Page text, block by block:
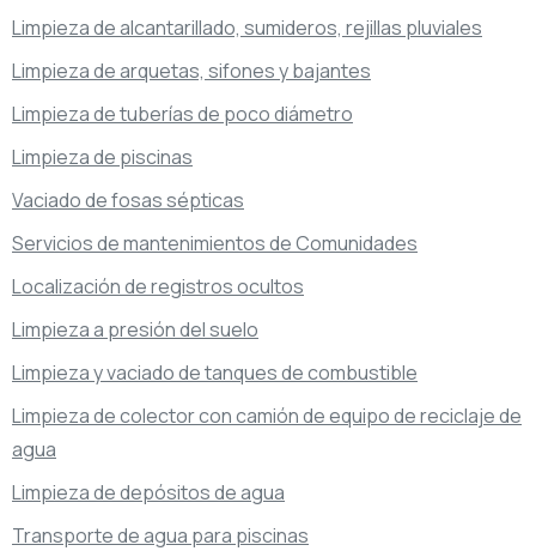
Limpieza de alcantarillado, sumideros, rejillas pluviales
Limpieza de arquetas, sifones y bajantes
Limpieza de tuberías de poco diámetro
Limpieza de piscinas
Vaciado de fosas sépticas
Servicios de mantenimientos de Comunidades
Localización de registros ocultos
Limpieza a presión del suelo
Limpieza y vaciado de tanques de combustible
Limpieza de colector con camión de equipo de reciclaje de
agua
Limpieza de depósitos de agua
Transporte de agua para piscinas